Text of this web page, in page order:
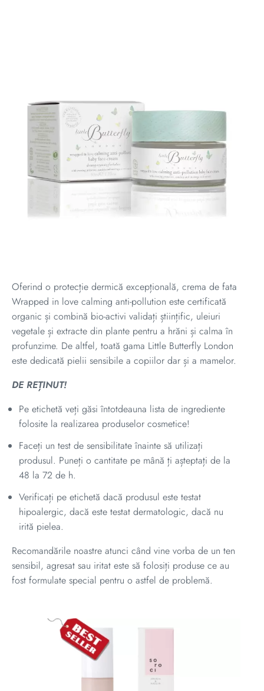
Oferind o protecție dermică excepțională, crema de fata
Wrapped in love calming anti-pollution este certificată
organic și combină bio-activi validați științific, uleiuri
vegetale și extracte din plante pentru a hrăni și calma în
profunzime. De altfel, toată gama Little Butterfly London
este dedicată pielii sensibile a copiilor dar și a mamelor.
DE REȚINUT!
Pe etichetă veți găsi întotdeauna lista de ingrediente
folosite la realizarea produselor cosmetice!
Faceți un test de sensibilitate înainte să utilizați
produsul. Puneți o cantitate pe mână ți așteptați de la
48 la 72 de h.
Verificați pe etichetă dacă produsul este testat
hipoalergic, dacă este testat dermatologic, dacă nu
irită pielea.
Recomandările noastre atunci când vine vorba de un ten
sensibil, agresat sau iritat este să folosiți produse ce au
fost formulate special pentru o astfel de problemă.